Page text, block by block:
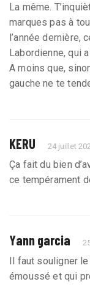
La même.
marques pas à
l’année dernière,
Labordienne, qui
A moins que,
gauche ne te
KERU 24 juillet
Ça fait du bien
ce tempérament
Yann garcia
Il faut souligner
émoussé et qui